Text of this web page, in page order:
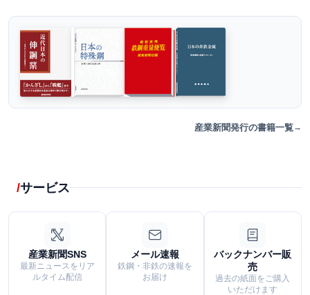
産業新聞発行の書籍一覧
サービス
産業新聞SNS
最新ニュースをリア
ルタイム配信
メール速報
鉄鋼・非鉄の速報を
お届け
バックナンバー販
売
過去の紙面をご購入
いただけます